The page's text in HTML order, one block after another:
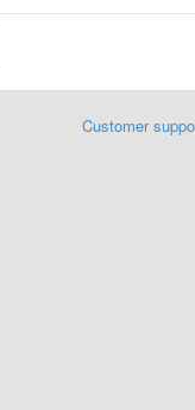
Customer